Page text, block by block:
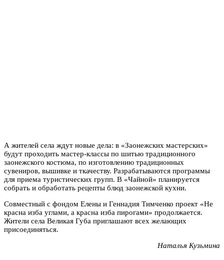
А жителей села ждут новые дела: в «Заонежских мастерских»
будут проходить мастер-классы по шитью традиционного
заонежского костюма, по изготовлению традиционных
сувениров, вышивке и ткачеству. Разрабатываются программы
для приема туристических групп. В «Чайной» планируется
собрать и обработать рецепты блюд заонежской кухни.
Совместный с фондом Елены и Геннадия Тимченко проект «Не
красна изба углами, а красна изба пирогами» продолжается.
Жители села Великая Губа приглашают всех желающих
присоединяться.
Наталья Кузьмина